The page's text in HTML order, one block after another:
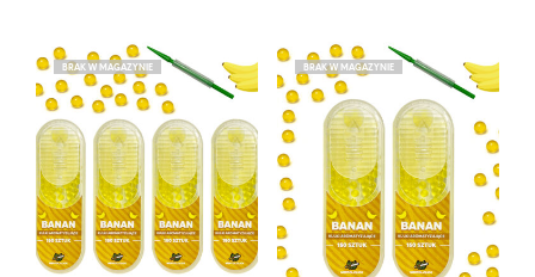
BRAK W MAGAZYNIE BRAK W MAGAZYNIE